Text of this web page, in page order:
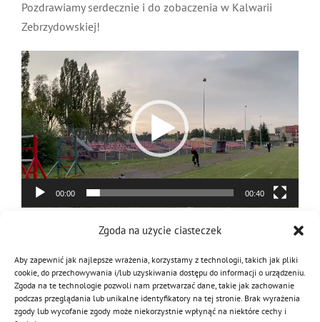
Zgoda na użycie ciasteczek
Aby zapewnić jak najlepsze wrażenia, korzystamy z technologii, takich jak pliki
cookie, do przechowywania i/lub uzyskiwania dostępu do informacji o urządzeniu.
Zgoda na te technologie pozwoli nam przetwarzać dane, takie jak zachowanie
podczas przeglądania lub unikalne identyfikatory na tej stronie. Brak wyrażenia
zgody lub wycofanie zgody może niekorzystnie wpłynąć na niektóre cechy i
Pozdrawiamy serdecznie i do zobaczenia w Kalwarii
Zebrzydowskiej!
Odtwarzacz
video
00:00 00:40
Kategorie:Drużyny OSP 2023
Podziel się tą informacją